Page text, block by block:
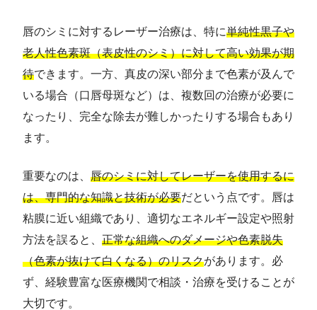
唇のシミに対するレーザー治療は、特に単純性黒子や
老人性色素斑（表皮性のシミ）に対して高い効果が期
待できます。一方、真皮の深い部分まで色素が及んで
いる場合（口唇母斑など）は、複数回の治療が必要に
なったり、完全な除去が難しかったりする場合もあり
ます。
重要なのは、 唇のシミに対してレーザーを使用するに
は、専門的な知識と技術が必要だという点です。唇は
粘膜に近い組織であり、適切なエネルギー設定や照射
方法を誤ると、 正常な組織へのダメージや色素脱失
（色素が抜けて白くなる）のリスクがあります。必
ず、経験豊富な医療機関で相談・治療を受けることが
大切です。